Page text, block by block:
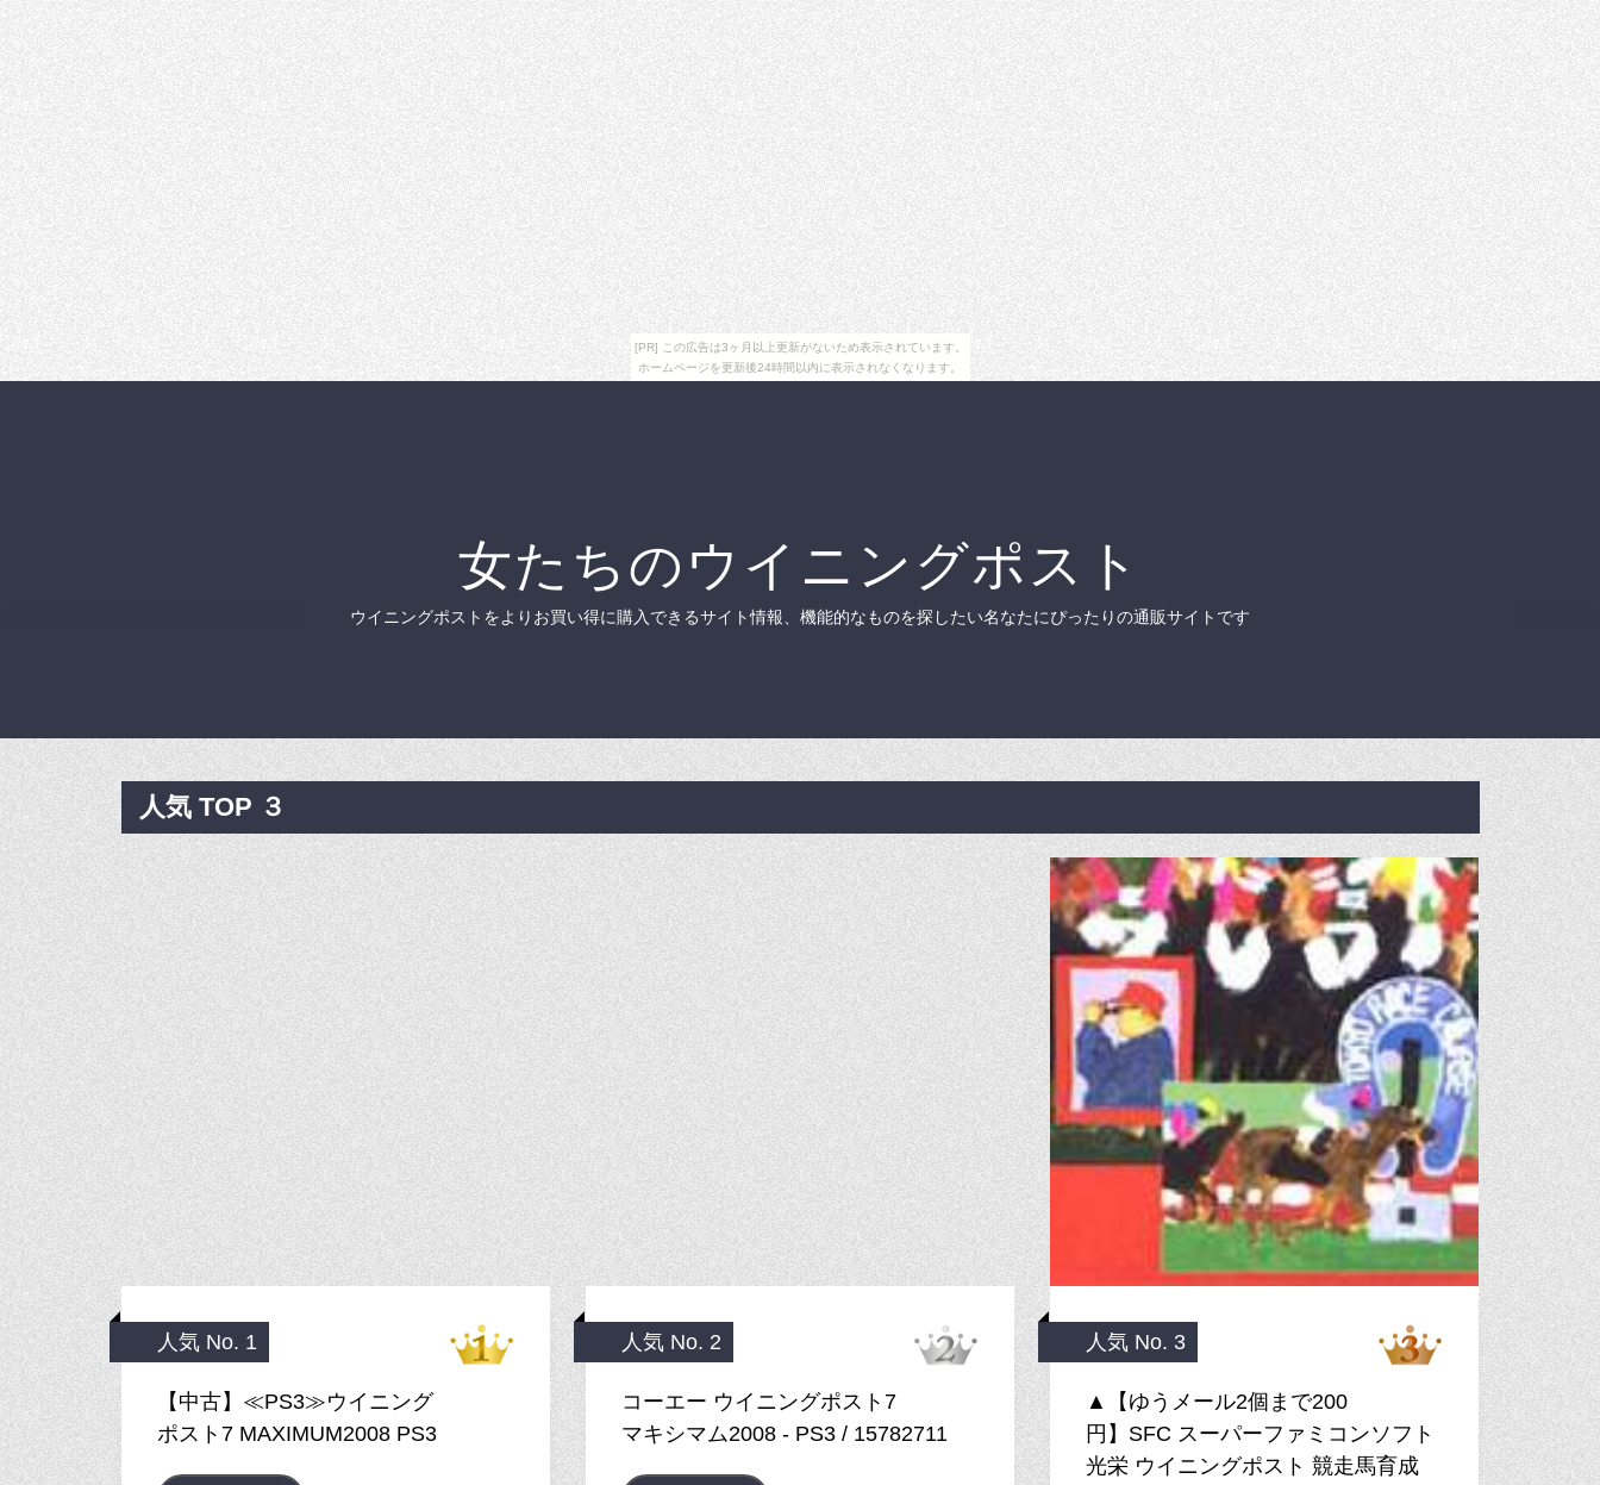
[PR] この広告は3ヶ月以上更新がないため表示されています。
ホームページを更新後24時間以内に表示されなくなります。
女たちのウイニングポスト
ウイニングポストをよりお買い得に購入できるサイト情報、機能的なものを探したい名なたにぴったりの通販サイトです
人気 TOP ３
人気 No. 1
【中古】≪PS3≫ウイニング
ポスト7 MAXIMUM2008 PS3
人気 No. 2
コーエー ウイニングポスト7
マキシマム2008 - PS3 / 15782711
人気 No. 3
▲【ゆうメール2個まで200
円】SFC スーパーファミコンソフト
光栄 ウイニングポスト 競走馬育成